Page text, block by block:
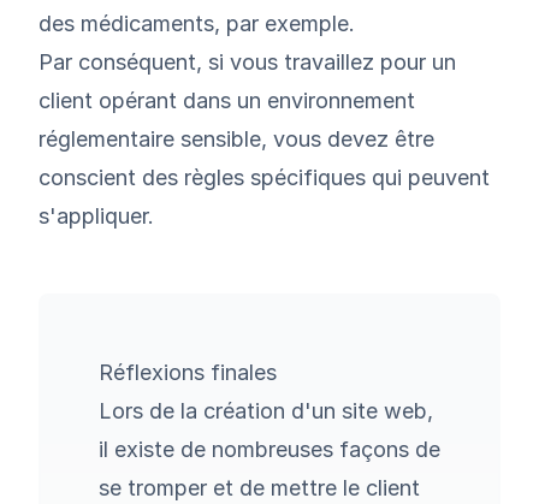
des médicaments, par exemple.
Par conséquent, si vous travaillez pour un
client opérant dans un environnement
réglementaire sensible, vous devez être
conscient des règles spécifiques qui peuvent
s'appliquer.
Réflexions finales
Lors de la création d'un site web,
il existe de nombreuses façons de
se tromper et de mettre le client